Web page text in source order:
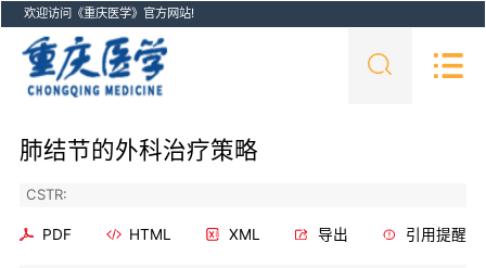
欢迎访问《重庆医学》官方网站!
肺结节的外科治疗策略
CSTR:
PDF HTML XML 导出 引用提醒